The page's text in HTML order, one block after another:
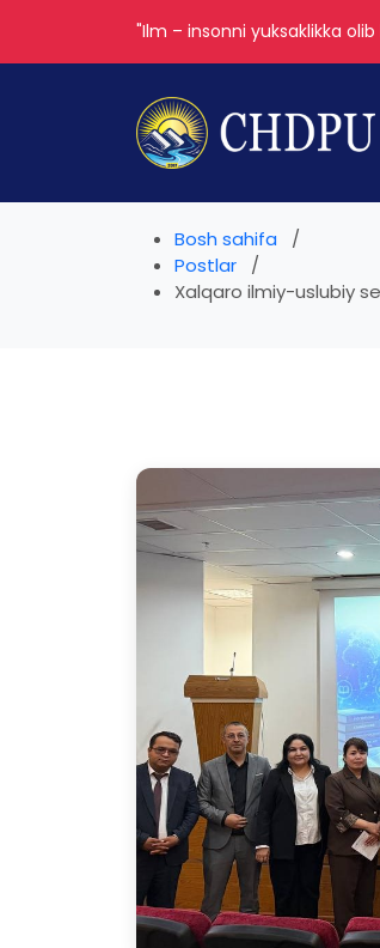
"Ilm – insonni yuksaklikka
Bosh sahifa
Postlar
Xalqaro ilmiy-uslubiy